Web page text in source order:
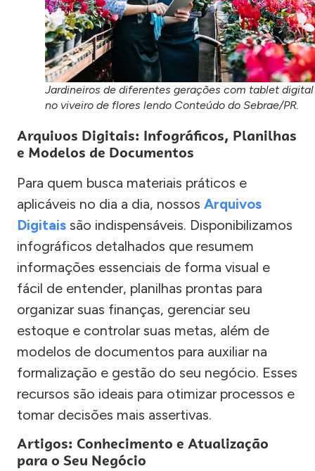
Jardineiros de diferentes gerações com tablet digital
no viveiro de flores lendo Conteúdo do Sebrae/PR.
Arquivos Digitais: Infográficos, Planilhas
e Modelos de Documentos
Para quem busca materiais práticos e
aplicáveis no dia a dia, nossos Arquivos
Digitais são indispensáveis. Disponibilizamos
infográficos detalhados que resumem
informações essenciais de forma visual e
fácil de entender, planilhas prontas para
organizar suas finanças, gerenciar seu
estoque e controlar suas metas, além de
modelos de documentos para auxiliar na
formalização e gestão do seu negócio. Esses
recursos são ideais para otimizar processos e
tomar decisões mais assertivas.
Artigos: Conhecimento e Atualização
para o Seu Negócio